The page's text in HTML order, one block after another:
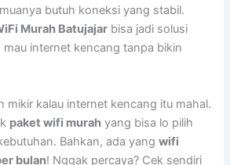
butuh koneksi yang stabil.
Murah Batujajar bisa jadi solusi
internet kencang tanpa bikin
mikir kalau internet kencang itu mahal.
paket wifi murah yang bisa lo pilih
Bahkan, ada yangwifi
bulan! Nggak percaya? Cek sendiri